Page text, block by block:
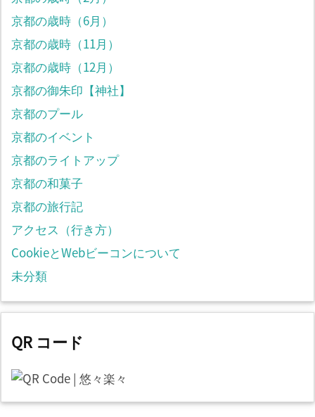
京都の歳時（6月）
京都の歳時（11月）
京都の歳時（12月）
京都の御朱印【神社】
京都のプール
京都のイベント
京都のライトアップ
京都の和菓子
京都の旅行記
アクセス（行き方）
CookieとWebビーコンについて
未分類
QR コード